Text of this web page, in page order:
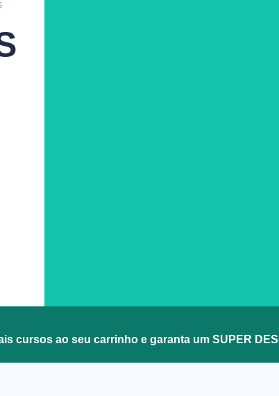
cursos ao seu carrinho e garanta um SUPER